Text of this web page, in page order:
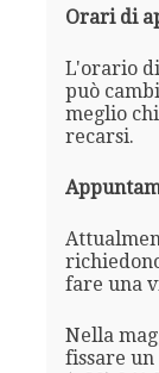
Orari di
L'orario
può
meglio
recarsi.
fare una
Nella
fissare